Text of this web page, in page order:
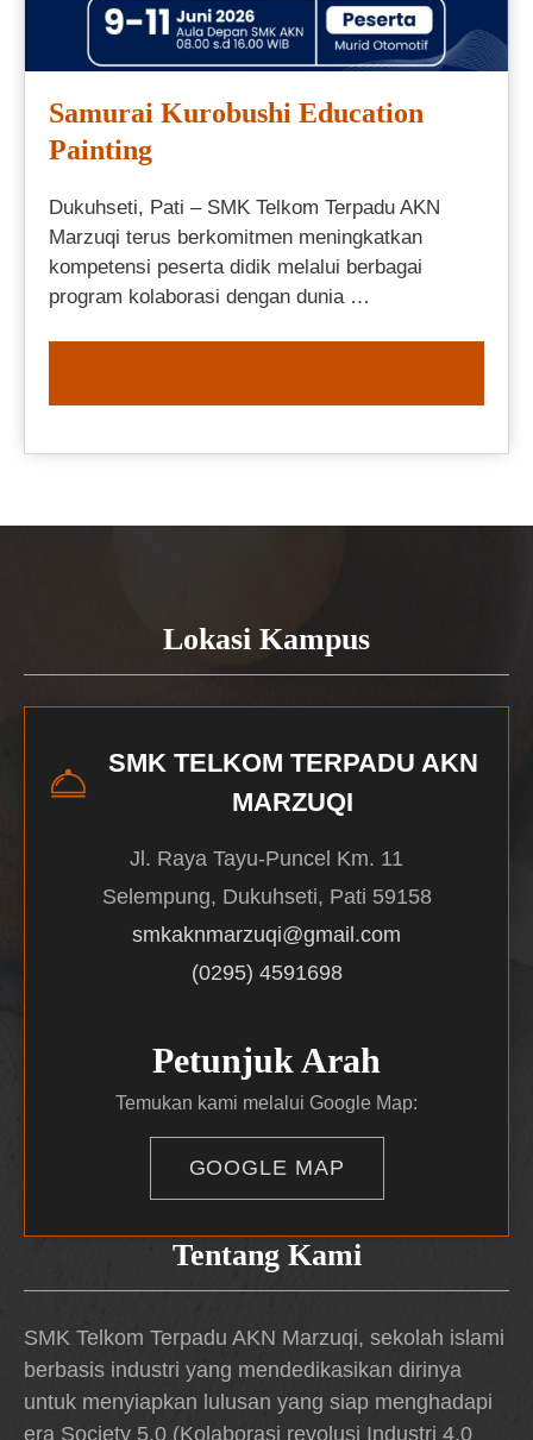
Samurai Kurobushi Education
Painting
Dukuhseti, Pati – SMK Telkom Terpadu AKN
Marzuqi terus berkomitmen meningkatkan
kompetensi peserta didik melalui berbagai
program kolaborasi dengan dunia …
Tentang Kami
SMK Telkom Terpadu AKN Marzuqi, sekolah islami
berbasis industri yang mendedikasikan dirinya
untuk menyiapkan lulusan yang siap menghadapi
era Society 5.0 (Kolaborasi revolusi Industri 4.0
Lokasi Kampus
SMK TELKOM TERPADU AKN
MARZUQI
Jl. Raya Tayu-Puncel Km. 11
Selempung, Dukuhseti, Pati 59158
smkaknmarzuqi@gmail.com
(0295) 4591698
Petunjuk Arah
Temukan kami melalui Google Map:
GOOGLE MAP